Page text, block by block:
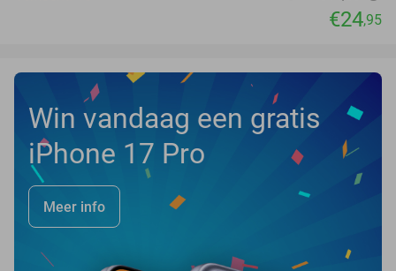
€24,95
Win vandaag een gratis
iPhone 17 Pro
Meer info